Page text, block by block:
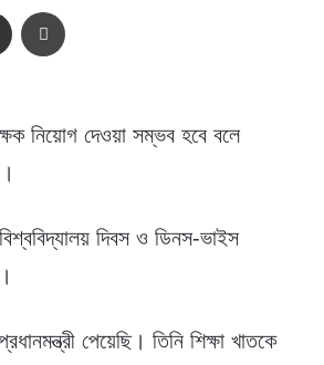
Share via Email
নিয়োগ দেওয়া সম্ভব হবে বলে
দিবস ও ডিনস-ভাইস
পেয়েছি। তিনি শিক্ষা খাতকে